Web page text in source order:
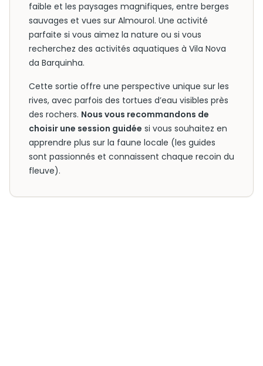
faible et les paysages magnifiques, entre berges
sauvages et vues sur Almourol. Une activité
parfaite si vous aimez la nature ou si vous
recherchez des activités aquatiques à Vila Nova
da Barquinha.
Cette sortie offre une perspective unique sur les
rives, avec parfois des tortues d’eau visibles près
des rochers. Nous vous recommandons de
choisir une session guidée si vous souhaitez en
apprendre plus sur la faune locale (les guides
sont passionnés et connaissent chaque recoin du
fleuve).